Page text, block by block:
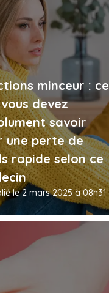
minceur : ce
devez
savoir
une perte de
rapide selon ce
le 2 mars 2025 à 08h31